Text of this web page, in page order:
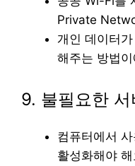
Private
개인 데이터
해주는 방법
9. 불필요한
컴퓨터에서
활성화해야